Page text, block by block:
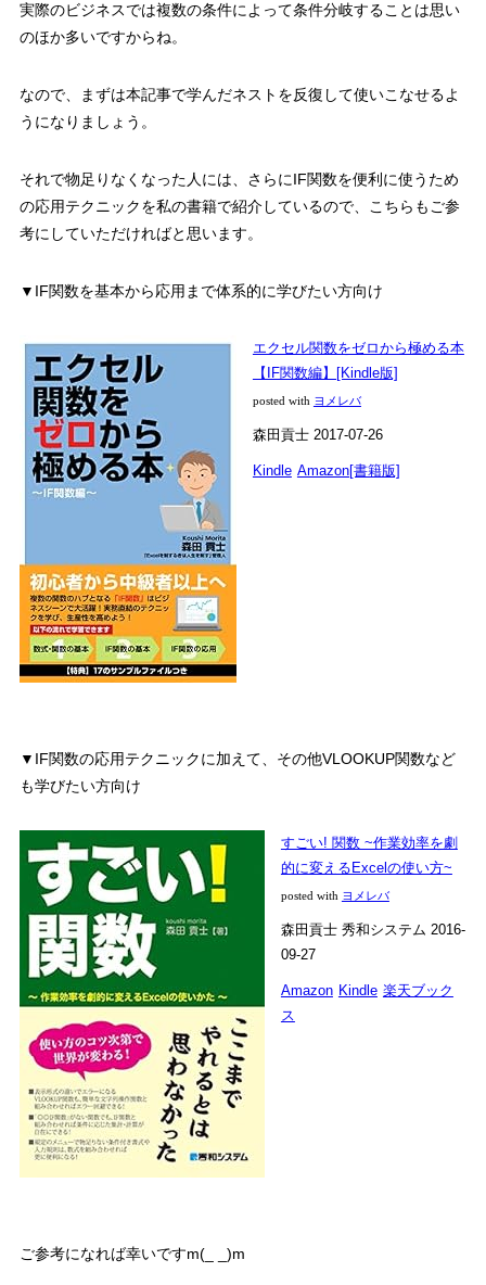
実際のビジネスでは複数の条件によって条件分岐することは思い
のほか多いですからね。
なので、
まずは本記事で学んだネストを反復して使いこなせるよ
うになりましょう。
それで物足りなくなった人には、さらにIF関数を便利に使うため
の応用テクニックを私の書籍で紹介しているので、こちらもご参
考にしていただければと思います。
▼IF関数を基本から応用まで体系的に学びたい方向け
エクセル関数をゼロから極める本
【IF関数編】[Kindle版]
posted with ヨメレバ
森田貢士 2017-07-26
Kindle Amazon[書籍版]
▼IF関数の応用テクニックに加えて、その他VLOOKUP関数など
も学びたい方向け
すごい! 関数 ~作業効率を劇
的に変えるExcelの使い方~
posted with ヨメレバ
森田貢士 秀和システム 2016-
09-27
Amazon Kindle 楽天ブック
ス
ご参考になれば幸いですm(_ _)m